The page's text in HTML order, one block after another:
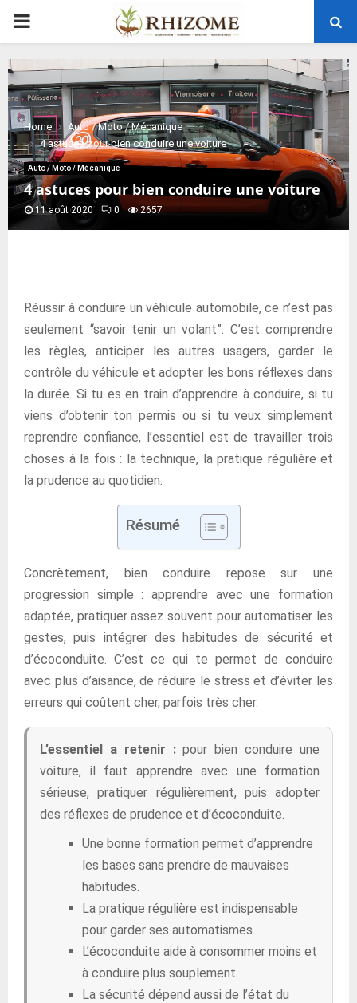
PRIMARY
MENU
Home
Auto / Moto / Mécanique
4 astuces pour bien conduire une voiture
Auto / Moto / Mécanique
4 astuces pour bien conduire une voiture
11 août 2020 0 2657
Réussir à conduire un véhicule automobile, ce n’est pas
seulement “savoir tenir un volant”. C’est comprendre
les règles, anticiper les autres usagers, garder le
contrôle du véhicule et adopter les bons réflexes dans
la durée. Si tu es en train d’apprendre à conduire, si tu
viens d’obtenir ton permis ou si tu veux simplement
reprendre confiance, l’essentiel est de travailler trois
choses à la fois : la technique, la pratique régulière et
la prudence au quotidien.
Résumé
Concrètement, bien conduire repose sur une
progression simple : apprendre avec une formation
adaptée, pratiquer assez souvent pour automatiser les
gestes, puis intégrer des habitudes de sécurité et
d’écoconduite. C’est ce qui te permet de conduire
avec plus d’aisance, de réduire le stress et d’éviter les
erreurs qui coûtent cher, parfois très cher.
L’essentiel a retenir :pour bien conduire une
voiture, il faut apprendre avec une formation
sérieuse, pratiquer régulièrement, puis adopter
des réflexes de prudence et d’écoconduite.
Une bonne formation permet d’apprendre
les bases sans prendre de mauvaises
habitudes.
La pratique régulière est indispensable
pour garder ses automatismes.
L’écoconduite aide à consommer moins et
à conduire plus souplement.
La sécurité dépend aussi de l’état du